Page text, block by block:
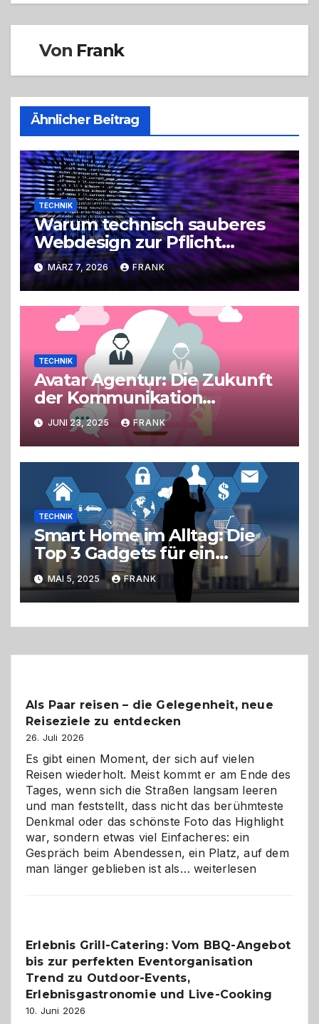
Von Frank
Ähnlicher Beitrag
TECHNIK
Warum technisch sauberes
Webdesign zur Pflicht
geworden ist
MÄRZ 7, 2026 FRANK
TECHNIK
Avatar Agentur: Die Zukunft
der Kommunikation
gestalten
JUNI 23, 2025 FRANK
TECHNIK
Smart Home im Alltag: Die
Top 3 Gadgets für ein
einfacheres Leben
MAI 5, 2025 FRANK
Als Paar reisen – die Gelegenheit, neue
Reiseziele zu entdecken
26. Juli 2026
Es gibt einen Moment, der sich auf vielen
Reisen wiederholt. Meist kommt er am Ende des
Tages, wenn sich die Straßen langsam leeren
und man feststellt, dass nicht das berühmteste
Denkmal oder das schönste Foto das Highlight
war, sondern etwas viel Einfacheres: ein
Gespräch beim Abendessen, ein Platz, auf dem
man länger geblieben ist als… Als
Gelegenheit,
neue
zu
weiterlesen
Erlebnis Grill-Catering: Vom BBQ-Angebot
bis zur perfekten Eventorganisation
Trend zu Outdoor-Events,
Erlebnisgastronomie und Live-Cooking
10. Juni 2026